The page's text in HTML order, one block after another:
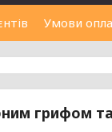
Умови
грифом